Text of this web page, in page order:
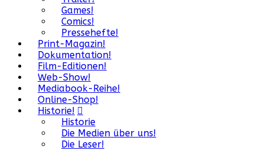
Games!
Comics!
Pressehefte!
Print-Magazin!
Dokumentation!
Film-Editionen!
Web-Show!
Mediabook-Reihe!
Online-Shop!
Historie!
Historie
Die Medien über uns!
Die Leser!